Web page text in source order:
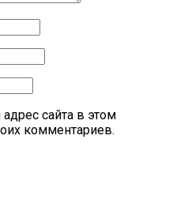
сайта в этом
комментариев.